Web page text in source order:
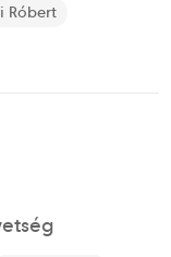
Róbert